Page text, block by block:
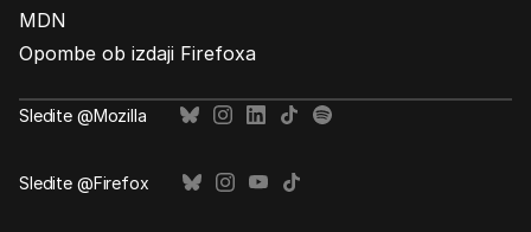
MDN
Opombe ob izdaji Firefoxa
Sledite @Mozilla
Sledite @Firefox